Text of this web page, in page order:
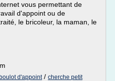
vous permettant de
d'appoint ou de
le bricoleur, la maman, le
d'appoint/ cherche petit